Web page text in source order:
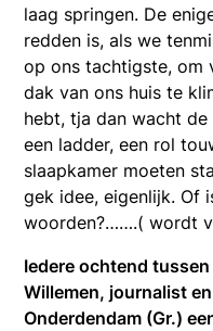
laag springen. De
redden is, als we
op ons tachtigste, om
dak van ons huis te
hebt, tja dan wacht
een ladder, een rol
slaapkamer moeten
gek idee, eigenlijk. Of
woorden?…….( wordt
Iedere ochtend
Willemen, journalist
Onderdendam (Gr.)